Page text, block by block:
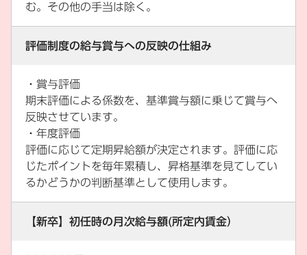
む。その他の手当は除く。
評価制度の給与賞与への反映の仕組み
・賞与評価
期末評価による係数を、基準賞与額に乗じて賞与へ
反映させています。
・年度評価
評価に応じて定期昇給額が決定されます。評価に応
じたポイントを毎年累積し、昇格基準を見てしてい
るかどうかの判断基準として使用します。
【新卒】初任時の月次給与額(所定内賃金）